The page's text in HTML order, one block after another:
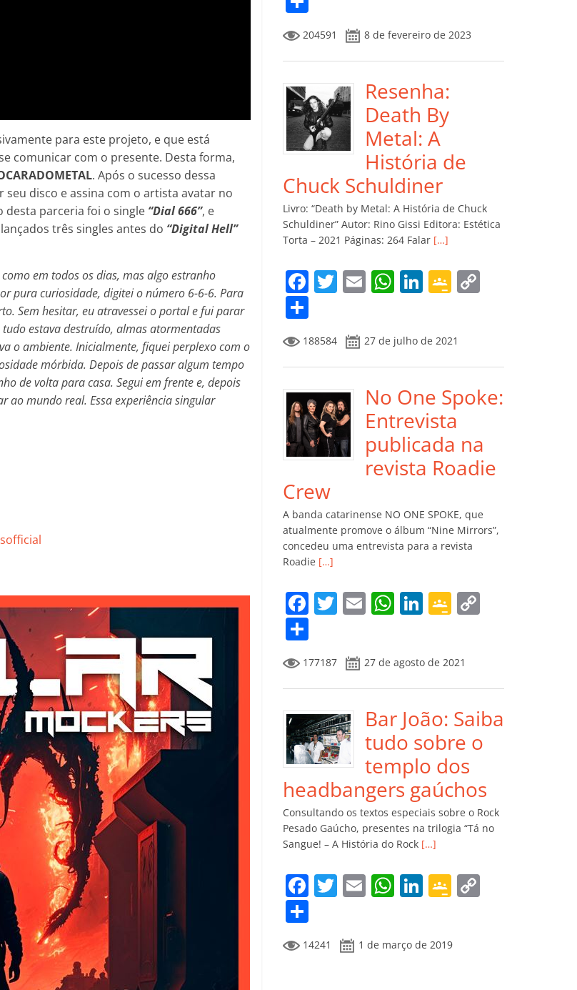
para este projeto, e que está
comunicar com o presente. Desta forma,
. Após o sucesso dessa
seu disco e assina com o artista avatar no
desta parceria foi o single “Dial 666”, e
três singles antes do “Digital Hell”
como em todos os dias, mas algo estranho
pura curiosidade, digitei o número 6-6-6. Para
Sem hesitar, eu atravessei o portal e fui parar
estava destruído, almas atormentadas
o ambiente. Inicialmente, fiquei perplexo com o
mórbida. Depois de passar algum tempo
de volta para casa. Segui em frente e, depois
ao mundo real. Essa experiência singular
e
b
o
o
k
itt
er l s
A
p
p
e
dI
n
gl
e
ro
m
Li
o
m
p
ar
til
h
ar
204591 8 de fevereiro de 2023
Resenha:
Death By
Metal: A
História de
Chuck Schuldiner
Livro: “Death by Metal: A História de Chuck
Schuldiner” Autor: Rino Gissi Editora: Estética
Torta – 2021 Páginas: 264 Falar […]
F
e
b
o
o
k
T
itt
er
E
l
W
s
A
p
p
Li
e
dI
n
G
gl
e
Cl
a
ss
ro
m
Li
n
o
m
p
ar
til
h
ar
188584 27 de julho de 2021
No One Spoke:
Entrevista
publicada na
revista Roadie
Crew
A banda catarinense NO ONE SPOKE, que
atualmente promove o álbum “Nine Mirrors”,
concedeu uma entrevista para a revista
Roadie […]
F
e
b
o
o
k
T
itt
er
E
l
W
s
A
p
p
Li
e
dI
n
G
gl
e
Cl
a
ss
ro
o
m
Li
n
k
o
m
p
ar
til
h
ar
177187 27 de agosto de 2021
Bar João: Saiba
tudo sobre o
templo dos
headbangers gaúchos
Consultando os textos especiais sobre o Rock
Pesado Gaúcho, presentes na trilogia “Tá no
Sangue! – A História do Rock […]
F
e
T
itt
er
E
l
W
s
Li
e
G
gl
o
m
14241 1 de março de 2019